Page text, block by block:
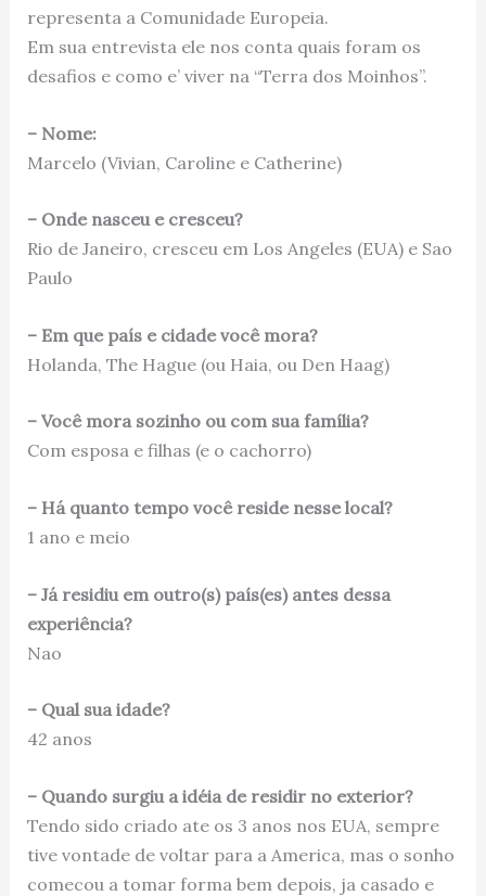
representa a Comunidade Europeia.
Em sua entrevista ele nos conta quais foram os
desafios e como e’ viver na “Terra dos Moinhos”.
– Nome:
Marcelo (Vivian, Caroline e Catherine)
– Onde nasceu e cresceu?
Rio de Janeiro, cresceu em Los Angeles (EUA) e Sao
Paulo
– Em que país e cidade você mora?
Holanda, The Hague (ou Haia, ou Den Haag)
– Você mora sozinho ou com sua família?
Com esposa e filhas (e o cachorro)
– Há quanto tempo você reside nesse local?
1 ano e meio
– Já residiu em outro(s) país(es) antes dessa
experiência?
Nao
– Qual sua idade?
42 anos
– Quando surgiu a idéia de residir no exterior?
Tendo sido criado ate os 3 anos nos EUA, sempre
tive vontade de voltar para a America, mas o sonho
comecou a tomar forma bem depois, ja casado e